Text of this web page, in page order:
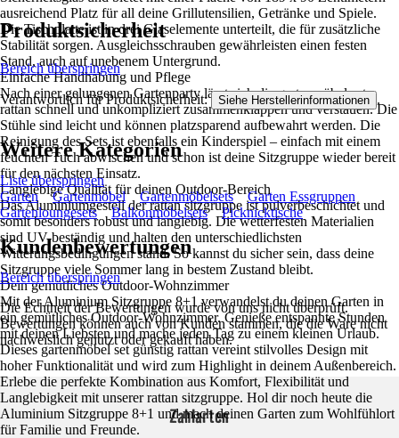
ausreichend Platz für all deine Grillutensilien, Getränke und Spiele.
Die Tischplatte ist in drei Glaselemente unterteilt, die für zusätzliche
Stabilität sorgen. Ausgleichsschrauben gewährleisten einen festen
Stand, auch auf unebenem Untergrund.
Einfache Handhabung und Pflege
Nach einer gelungenen Gartenparty lässt sich die gartenmöbel set
rattan schnell und unkompliziert zusammenklappen und verstauen. Die
Stühle sind leicht und können platzsparend aufbewahrt werden. Die
Reinigung des Sets ist ebenfalls ein Kinderspiel – einfach mit einem
feuchten Tuch abwischen und schon ist deine Sitzgruppe wieder bereit
für den nächsten Einsatz.
Langlebige Qualität für deinen Outdoor-Bereich
Das Aluminiumgestell der rattan sitzgruppe ist pulverbeschichtet und
somit besonders robust und langlebig. Die wetterfesten Materialien
sind UV-beständig und halten den unterschiedlichsten
Witterungsbedingungen stand. So kannst du sicher sein, dass deine
Sitzgruppe viele Sommer lang in bestem Zustand bleibt.
Dein gemütliches Outdoor-Wohnzimmer
Mit der Aluminium Sitzgruppe 8+1 verwandelst du deinen Garten in
ein gemütliches Outdoor-Wohnzimmer. Genieße entspannte Stunden
mit deinen Liebsten und mache jeden Tag zu einem kleinen Urlaub.
Dieses gartenmöbel set günstig rattan vereint stilvolles Design mit
hoher Funktionalität und wird zum Highlight in deinem Außenbereich.
Erlebe die perfekte Kombination aus Komfort, Flexibilität und
Langlebigkeit mit unserer rattan sitzgruppe. Hol dir noch heute die
Aluminium Sitzgruppe 8+1 und mach deinen Garten zum Wohlfühlort
für Familie und Freunde.
Produktsicherheit
Bereich überspringen
Verantwortlich für Produktsicherheit: Siehe Herstellerinformationen .
Weitere Kategorien
Liste überspringen
Garten
Gartenmöbel Gartenmöbelsets
Garten Essgruppen
Gartenloungesets
Balkonmöbelsets Picknicktische
Kundenbewertungen
Bereich überspringen
Die Echtheit der Bewertungen wurde von uns nicht überprüft.
Bewertungen können auch von Kunden stammen, die die Ware nicht
nachweislich genutzt oder gekauft haben.
Zahlarten